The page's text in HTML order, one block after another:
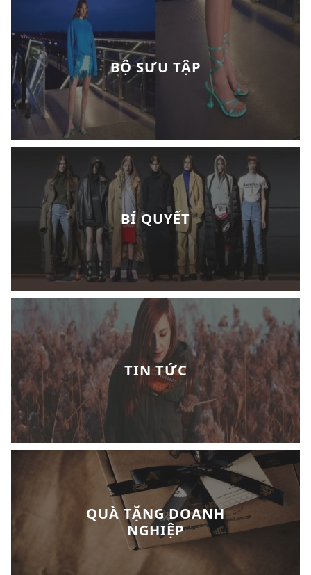
BỘ SƯU TẬP
BÍ QUYẾT
TIN TỨC
QUÀ TẶNG DOANH
NGHIỆP